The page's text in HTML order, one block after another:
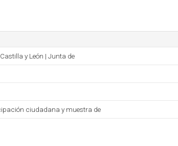
y León | Junta de
ciudadana y muestra de